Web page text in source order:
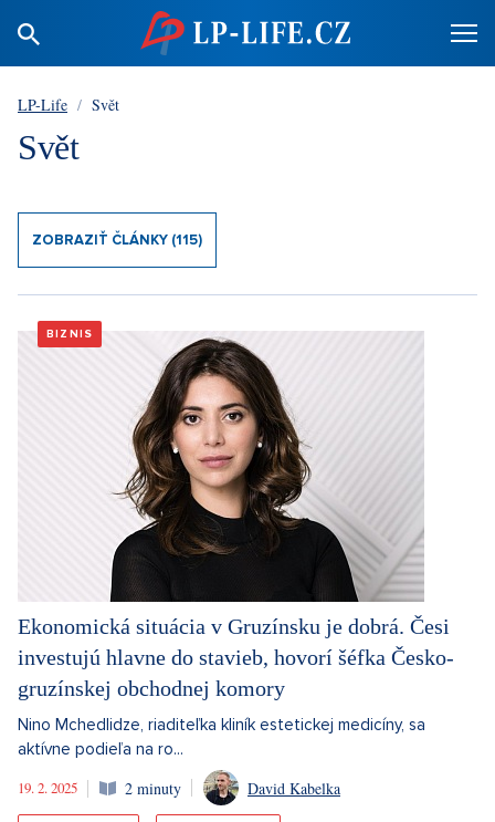
LP-Life / Svět
Svět
ZOBRAZIŤ ČLÁNKY (115)
BIZNIS
Ekonomická situácia v Gruzínsku je dobrá. Česi
investujú hlavne do stavieb, hovorí šéfka Česko-
gruzínskej obchodnej komory
Nino Mchedlidze, riaditeľka kliník estetickej medicíny, sa
aktívne podieľa na ro...
19. 2. 2025
2 minuty David Kabelka